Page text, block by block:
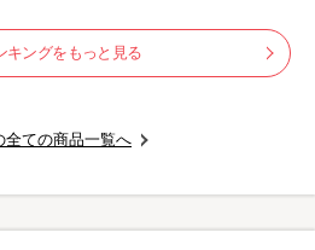
キングをもっと見る
全ての商品一覧へ